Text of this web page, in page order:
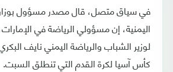
في سياق متصل، قال مصدر مسؤول
اليمنية، إن مسؤولي الرياضة في
لوزير الشباب والرياضة اليمني نايف
كأس آسيا لكرة القدم التي تنطلق السبت.